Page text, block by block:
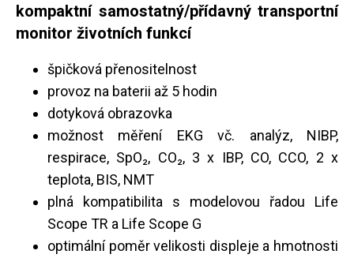
kompaktní samostatný/přídavný transportní
monitor životních funkcí
špičková přenositelnost
provoz na baterii až 5 hodin
dotyková obrazovka
možnost měření EKG vč. analýz, NIBP,
respirace, SpO₂, CO₂, 3 x IBP, CO, CCO, 2 x
teplota, BIS, NMT
plná kompatibilita s modelovou řadou Life
Scope TR a Life Scope G
optimální poměr velikosti displeje a hmotnosti